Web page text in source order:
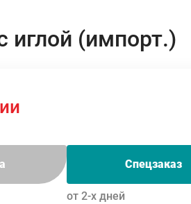
(импорт.)
Спецзаказ
от 2-х дней